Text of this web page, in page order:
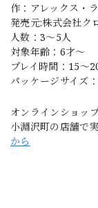
作：アレックス・
発売元:株式会社ク
人数：3～5人
対象年齢：6才～
プレイ時間：15～
パッケージサイズ
オンラインショッ
小淵沢町の店舗で
から